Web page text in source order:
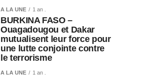
A LA UNE 1 an .
BURKINA FASO –
Ouagadougou et Dakar
mutualisent leur force pour
une lutte conjointe contre
le terrorisme
A LA UNE 1 an .